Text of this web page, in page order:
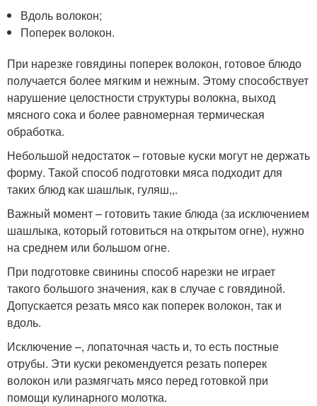
Вдоль волокон;
Поперек волокон.
При нарезке говядины поперек волокон, готовое блюдо
получается более мягким и нежным. Этому способствует
нарушение целостности структуры волокна, выход
мясного сока и более равномерная термическая
обработка.
Небольшой недостаток – готовые куски могут не держать
форму. Такой способ подготовки мяса подходит для
таких блюд как шашлык, гуляш,,.
Важный момент – готовить такие блюда (за исключением
шашлыка, который готовиться на открытом огне), нужно
на среднем или большом огне.
При подготовке свинины способ нарезки не играет
такого большого значения, как в случае с говядиной.
Допускается резать мясо как поперек волокон, так и
вдоль.
Исключение –, лопаточная часть и, то есть постные
отрубы. Эти куски рекомендуется резать поперек
волокон или размягчать мясо перед готовкой при
помощи кулинарного молотка.